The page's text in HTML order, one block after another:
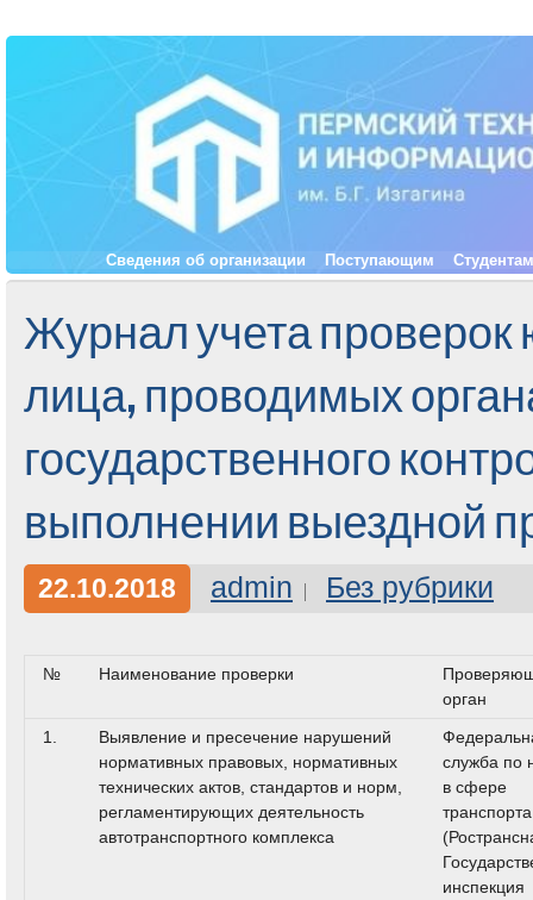
Сведения об организации Поступающим Студентам
Журнал учета проверок
лица, проводимых
государственного
выполнении выездной
22.10.2018 admin Без рубрики
№ Наименование проверки
орган
1.
Выявление и пресечение нарушений
нормативных правовых, нормативных
технических актов, стандартов и норм,
регламентирующих деятельность
автотранспортного комплекса
служба по
в сфере
транспорта
инспекция